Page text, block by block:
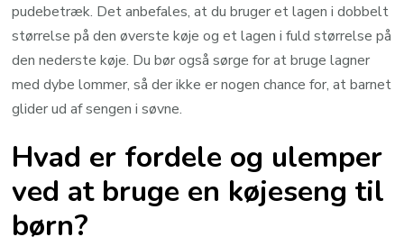
pudebetræk. Det anbefales, at du bruger et lagen i dobbelt
størrelse på den øverste køje og et lagen i fuld størrelse på
den nederste køje. Du bør også sørge for at bruge lagner
med dybe lommer, så der ikke er nogen chance for, at barnet
glider ud af sengen i søvne.
Hvad er fordele og ulemper
ved at bruge en køjeseng til
børn?